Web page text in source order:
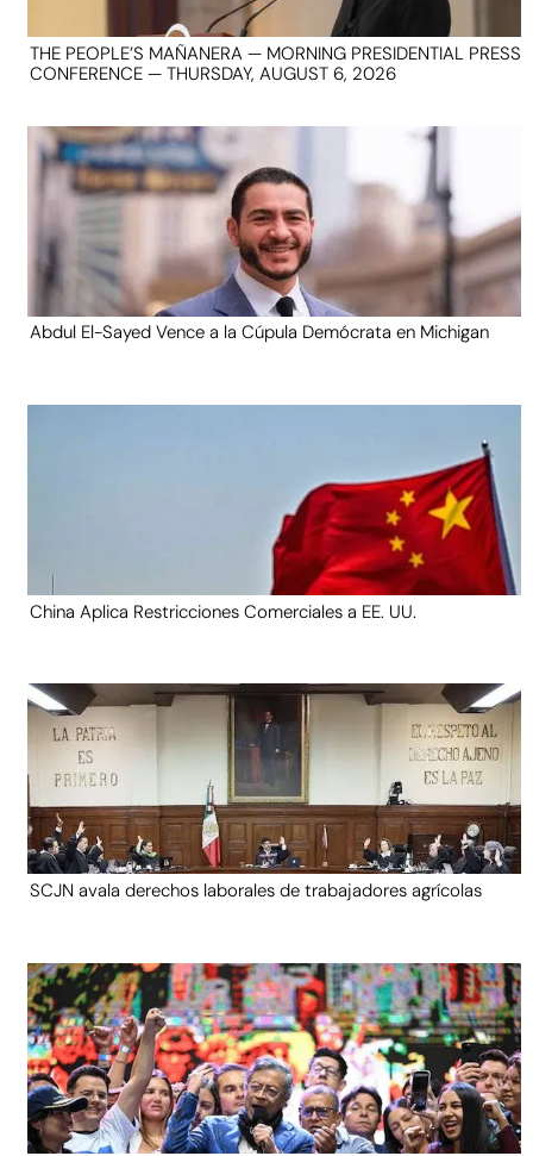
THE PEOPLE’S MAÑANERA — MORNING PRESIDENTIAL PRESS
CONFERENCE — THURSDAY, AUGUST 6, 2026
Abdul El-Sayed Vence a la Cúpula Demócrata en Michigan
China Aplica Restricciones Comerciales a EE. UU.
SCJN avala derechos laborales de trabajadores agrícolas